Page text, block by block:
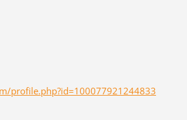
profile.php?id=100077921244833